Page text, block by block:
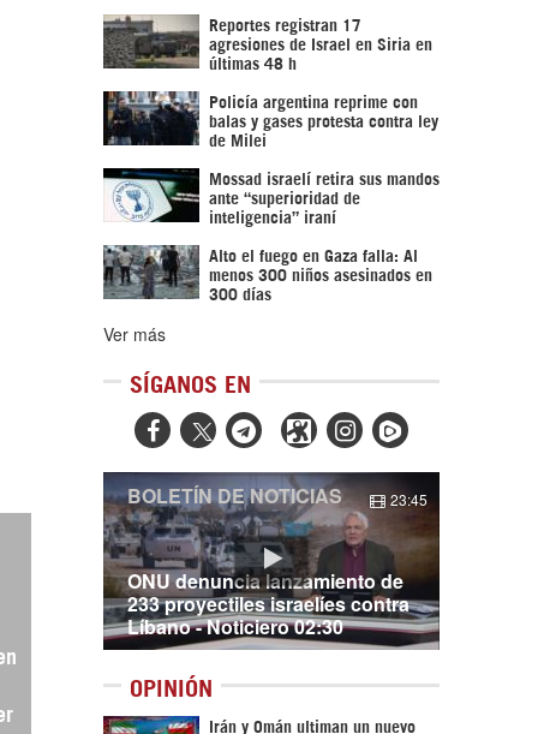
Reportes registran 17
agresiones de Israel en Siria en
últimas 48 h
Policía argentina reprime con
balas y gases protesta contra ley
de Milei
Mossad israelí retira sus mandos
ante “superioridad de
inteligencia” iraní
Alto el fuego en Gaza falla: Al
menos 300 niños asesinados en
300 días
Ver más
SÍGANOS EN
  
ONU denuncia lanzamiento de
233 proyectiles israelíes contra
Líbano - Noticiero 02:30
BOLETÍN DE NOTICIAS 23:45
OPINIÓN
Irán y Omán ultiman un nuevo